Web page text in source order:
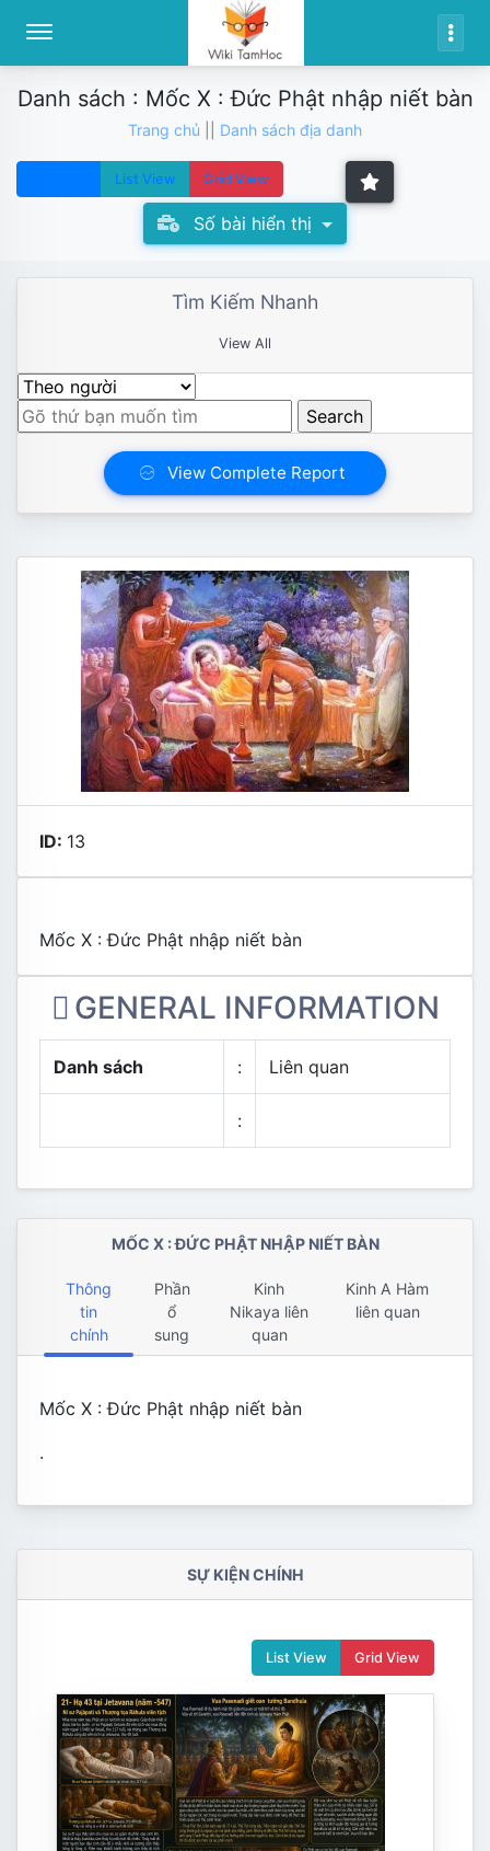
Danh sách : Mốc X : Đức Phật nhập niết bàn
Trang chủ Danh sách địa danh
List View Grid View
Số bài hiển thị
Tìm Kiếm Nhanh
View All
View Complete Report
ID: 13
Mốc X : Đức Phật nhập niết bàn
GENERAL INFORMATION
Danh sách : Liên quan
:
MỐC X : ĐỨC PHẬT NHẬP NIẾT BÀN
Thông
tin
chính
Phần
ổ
sung
Kinh
Nikaya liên
quan
Kinh A Hàm
liên quan
Mốc X : Đức Phật nhập niết bàn
.
SỰ KIỆN CHÍNH
List View Grid View